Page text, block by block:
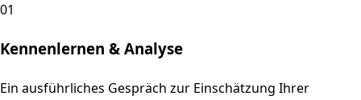
01
Kennenlernen & Analyse
Ein ausführliches Gespräch zur Einschätzung Ihrer